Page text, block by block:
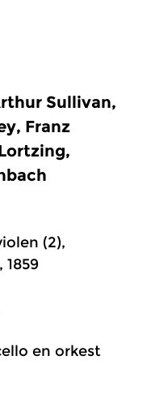
Sullivan,
Franz
(2),
en orkest